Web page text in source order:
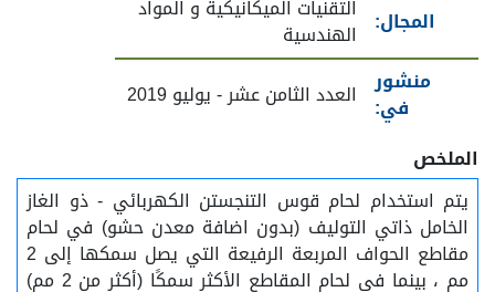
المجال:
التقنيات الميكانيكية و المواد
الهندسية
منشور
في:
العدد الثامن عشر - يوليو 2019
الملخص
يتم استخدام لحام قوس التنجستن الكهربائي - ذو الغاز
الخامل ذاتي التوليف (بدون اضافة معدن حشو) في لحام
مقاطع الحواف المربعة الرفيعة التي يصل سمكها إلى 2
مم ، بينما في لحام المقاطع الأكثر سمكًا (أكثر من 2 مم)